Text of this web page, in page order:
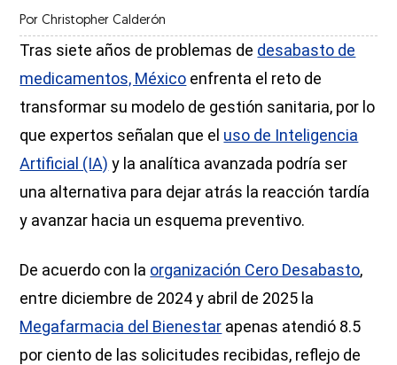
Por Christopher Calderón
Tras siete años de problemas de desabasto de
medicamentos, México enfrenta el reto de
transformar su modelo de gestión sanitaria, por lo
que expertos señalan que el uso de Inteligencia
Artificial (IA) y la analítica avanzada podría ser
una alternativa para dejar atrás la reacción tardía
y avanzar hacia un esquema preventivo.
De acuerdo con la organización Cero Desabasto,
entre diciembre de 2024 y abril de 2025 la
Megafarmacia del Bienestar apenas atendió 8.5
por ciento de las solicitudes recibidas, reflejo de